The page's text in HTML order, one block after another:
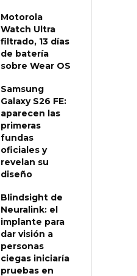
Motorola
Watch Ultra
filtrado, 13 días
de batería
sobre Wear OS
Samsung
Galaxy S26 FE:
aparecen las
primeras
fundas
oficiales y
revelan su
diseño
Blindsight de
Neuralink: el
implante para
dar visión a
personas
ciegas iniciaría
pruebas en